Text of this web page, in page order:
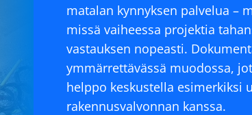
matalan kynnyksen palvelua –
missä vaiheessa projektia
vastauksen nopeasti.
ymmärrettävässä muodossa,
helppo keskustella esimerkiksi
rakennusvalvonnan kanssa.